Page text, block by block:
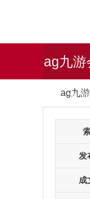
ag九
九
ag九
发
成